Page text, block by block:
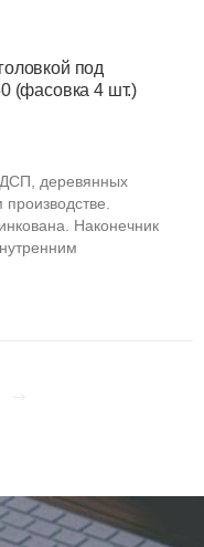
под
(фасовка 4 шт.)
деревянных
Наконечник